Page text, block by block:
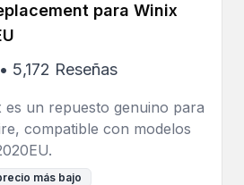
para Winix
• 5,172 Reseñas
es un repuesto genuino para
compatible con modelos
más bajo